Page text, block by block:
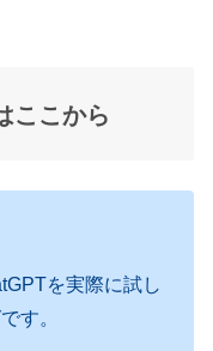
ここから
を実際に試し
す。